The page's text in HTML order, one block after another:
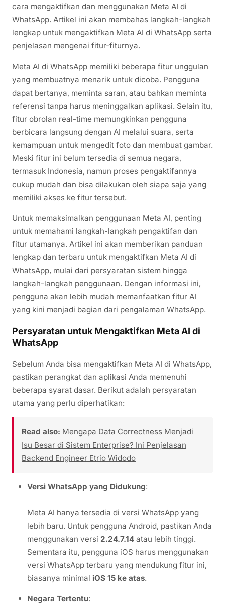
cara mengaktifkan dan menggunakan Meta AI di
WhatsApp. Artikel ini akan membahas langkah-langkah
lengkap untuk mengaktifkan Meta AI di WhatsApp serta
penjelasan mengenai fitur-fiturnya.
Meta AI di WhatsApp memiliki beberapa fitur unggulan
yang membuatnya menarik untuk dicoba. Pengguna
dapat bertanya, meminta saran, atau bahkan meminta
referensi tanpa harus meninggalkan aplikasi. Selain itu,
fitur obrolan real-time memungkinkan pengguna
berbicara langsung dengan AI melalui suara, serta
kemampuan untuk mengedit foto dan membuat gambar.
Meski fitur ini belum tersedia di semua negara,
termasuk Indonesia, namun proses pengaktifannya
cukup mudah dan bisa dilakukan oleh siapa saja yang
memiliki akses ke fitur tersebut.
Untuk memaksimalkan penggunaan Meta AI, penting
untuk memahami langkah-langkah pengaktifan dan
fitur utamanya. Artikel ini akan memberikan panduan
lengkap dan terbaru untuk mengaktifkan Meta AI di
WhatsApp, mulai dari persyaratan sistem hingga
langkah-langkah penggunaan. Dengan informasi ini,
pengguna akan lebih mudah memanfaatkan fitur AI
yang kini menjadi bagian dari pengalaman WhatsApp.
Persyaratan untuk Mengaktifkan Meta AI di
WhatsApp
Sebelum Anda bisa mengaktifkan Meta AI di WhatsApp,
pastikan perangkat dan aplikasi Anda memenuhi
beberapa syarat dasar. Berikut adalah persyaratan
utama yang perlu diperhatikan:
Read also: Mengapa Data Correctness Menjadi
Isu Besar di Sistem Enterprise? Ini Penjelasan
Backend Engineer Etrio Widodo
Versi WhatsApp yang Didukung:
Meta AI hanya tersedia di versi WhatsApp yang
lebih baru. Untuk pengguna Android, pastikan Anda
menggunakan versi 2.24.7.14 atau lebih tinggi.
Sementara itu, pengguna iOS harus menggunakan
versi WhatsApp terbaru yang mendukung fitur ini,
biasanya minimal iOS 15 ke atas.
Negara Tertentu: